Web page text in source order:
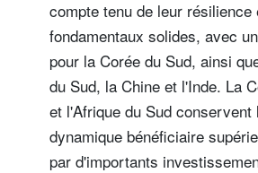
compte tenu de leur résilience
fondamentaux solides, avec
pour la Corée du Sud, ainsi
du Sud, la Chine et l'Inde. La
et l'Afrique du Sud conservent
dynamique bénéficiaire
par d'importants